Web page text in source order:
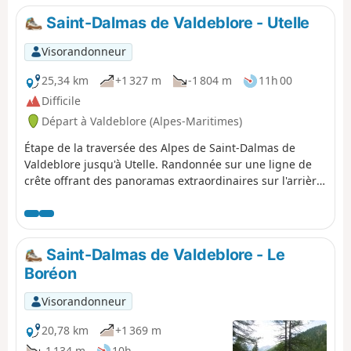
bois, sur des sentiers, des chemins et des routes très
peu fréquentées.
Saint-Dalmas de Valdeblore - Utelle
Visorandonneur
25,34 km
+1 327 m -1 804 m
11h 00
Difficile
Départ à Valdeblore (Alpes-Maritimes)
Étape de la traversée des Alpes de Saint-Dalmas de
Valdeblore jusqu'à Utelle. Randonnée sur une ligne de
crête offrant des panoramas extraordinaires sur l'arrière
Saint-Dalmas de Valdeblore - Le
Boréon
Visorandonneur
20,78 km
+1 369 m